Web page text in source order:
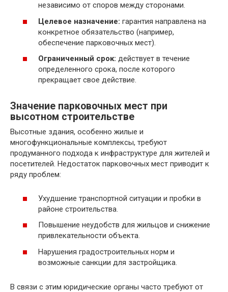
независимо от споров между сторонами.
Целевое назначение: гарантия направлена на
конкретное обязательство (например,
обеспечение парковочных мест).
Ограниченный срок: действует в течение
определенного срока, после которого
прекращает свое действие.
Значение парковочных мест при
высотном строительстве
Высотные здания, особенно жилые и
многофункциональные комплексы, требуют
продуманного подхода к инфраструктуре для жителей и
посетителей. Недостаток парковочных мест приводит к
ряду проблем:
Ухудшение транспортной ситуации и пробки в
районе строительства.
Повышение неудобств для жильцов и снижение
привлекательности объекта.
Нарушения градостроительных норм и
возможные санкции для застройщика.
В связи с этим юридические органы часто требуют от